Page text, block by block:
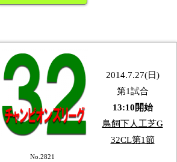
2014.7.27(日)
第1試合
13:10開始
鳥飼下人工芝G
32CL第1節
No.2821